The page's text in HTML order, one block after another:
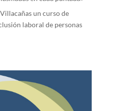
un curso de
laboral de personas